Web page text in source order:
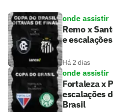
onde assistir
Remo x
e
Há 2 dias
onde assistir
Fortaleza x
escalações
Brasil